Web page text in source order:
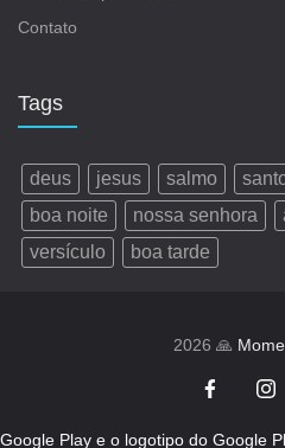
Contato
Tags
deus jesus salmo
boa noite
nossa senhora
versículo
boa tarde
2026 🙏
Google Play e o logotipo do Google